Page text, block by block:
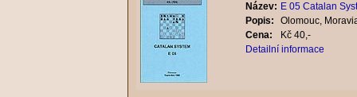
Název: E 05 Catalan
Popis:
Olomouc,
Cena:
Kč 40,-
Detailní informace